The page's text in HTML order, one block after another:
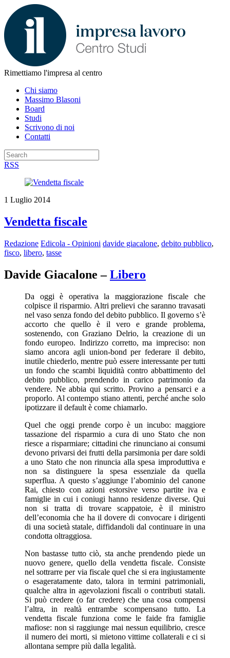
Rimettiamo l'impresa al centro
Chi siamo
Massimo Blasoni
Board
Studi
Scrivono di noi
Contatti
RSS
1 Luglio 2014
Vendetta fiscale
Redazione Edicola - Opinioni davide giacalone, debito pubblico,
fisco, libero, tasse
Davide Giacalone –Libero
Da oggi è operativa la maggiorazione fiscale che
colpisce il risparmio. Altri prelievi che saranno travasati
nel vaso senza fondo del debito pubblico. Il governo s’è
accorto che quello è il vero e grande problema,
sostenendo, con Graziano Delrio, la creazione di un
fondo europeo. Indirizzo corretto, ma impreciso: non
siamo ancora agli union-bond per federare il debito,
inutile chiederlo, mentre può essere interessante per tutti
un fondo che scambi liquidità contro abbattimento del
debito pubblico, prendendo in carico patrimonio da
vendere. Ne abbia qui scritto. Provino a pensarci e a
proporlo. Al contempo stiano attenti, perché anche solo
ipotizzare il default è come chiamarlo.
Quel che oggi prende corpo è un incubo: maggiore
tassazione del risparmio a cura di uno Stato che non
riesce a risparmiare; cittadini che rinunciano ai consumi
devono privarsi dei frutti della parsimonia per dare soldi
a uno Stato che non rinuncia alla spesa improduttiva e
non sa distinguere la spesa essenziale da quella
superflua. A questo s’aggiunge l’abominio del canone
Rai, chiesto con azioni estorsive verso partite iva e
famiglie in cui i coniugi hanno residenze diverse. Qui
non si tratta di trovare scappatoie, è il ministro
dell’economia che ha il dovere di convocare i dirigenti
di una società statale, diffidandoli dal continuare in una
condotta oltraggiosa.
Non bastasse tutto ciò, sta anche prendendo piede un
nuovo genere, quello della vendetta fiscale. Consiste
nel sottrarre per via fiscale quel che si era ingiustamente
o esageratamente dato, talora in termini patrimoniali,
qualche altra in agevolazioni fiscali o contributi statali.
Si può credere (o far credere) che una cosa compensi
l’altra, in realtà entrambe scompensano tutto. La
vendetta fiscale funziona come le faide fra famiglie
mafiose: non si raggiunge mai nessun equilibrio, cresce
il numero dei morti, si mietono vittime collaterali e ci si
allontana sempre più dalla legalità.